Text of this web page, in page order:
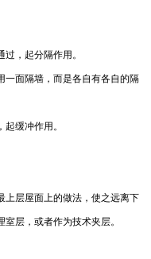
，起分隔作用。
一面隔墙，而是各自有各自的隔
缓冲作用。
上层屋面上的做法，使之远离下
室层，或者作为技术夹层。